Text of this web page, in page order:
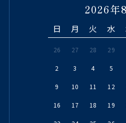
2026年
日 月 火 水
26 27 28 29
2 3 4 5
9 10 11 12
16 17 18 19